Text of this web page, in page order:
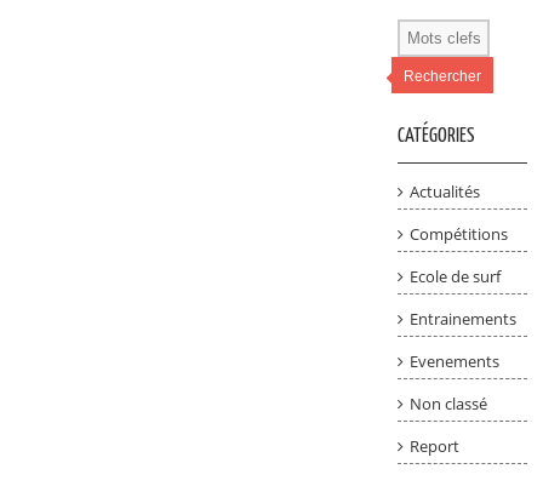
Rechercher
CATÉGORIES
Actualités
Compétitions
Ecole de surf
Entrainements
Evenements
Non classé
Report